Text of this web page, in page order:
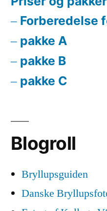
Forberedelse
pakke A
pakke B
pakke C
Blogroll
Bryllupsguiden
Danske